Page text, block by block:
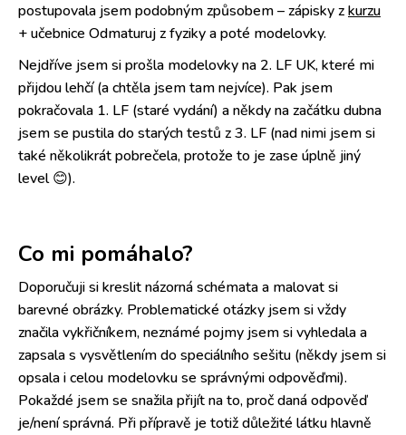
postupovala jsem podobným způsobem – zápisky zkurzu
+ učebnice Odmaturuj z fyziky a poté modelovky.
Nejdříve jsem si prošla modelovky na 2. LF UK, které mi
přijdou lehčí (a chtěla jsem tam nejvíce). Pak jsem
pokračovala 1. LF (staré vydání) a někdy na začátku dubna
jsem se pustila do starých testů z 3. LF (nad nimi jsem si
také několikrát pobrečela, protože to je zase úplně jiný
level 😊).
Co mi pomáhalo?
Doporučuji si kreslit názorná schémata a malovat si
barevné obrázky. Problematické otázky jsem si vždy
značila vykřičníkem, neznámé pojmy jsem si vyhledala a
zapsala s vysvětlením do speciálního sešitu (někdy jsem si
opsala i celou modelovku se správnými odpověďmi).
Pokaždé jsem se snažila přijít na to, proč daná odpověď
je/není správná. Při přípravě je totiž důležité látku hlavně